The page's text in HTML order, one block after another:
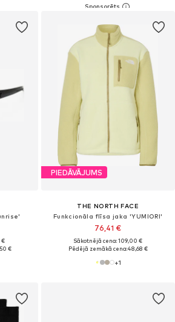
€
€
PIEDĀVĀJUMS
THE NORTH FACE
Funkcionāla flīsa jaka 'YUMIORI'
76,41 €
Sākotnējā cena: 109,00 €
Pēdējā zemākā cena:48,68 €
+1